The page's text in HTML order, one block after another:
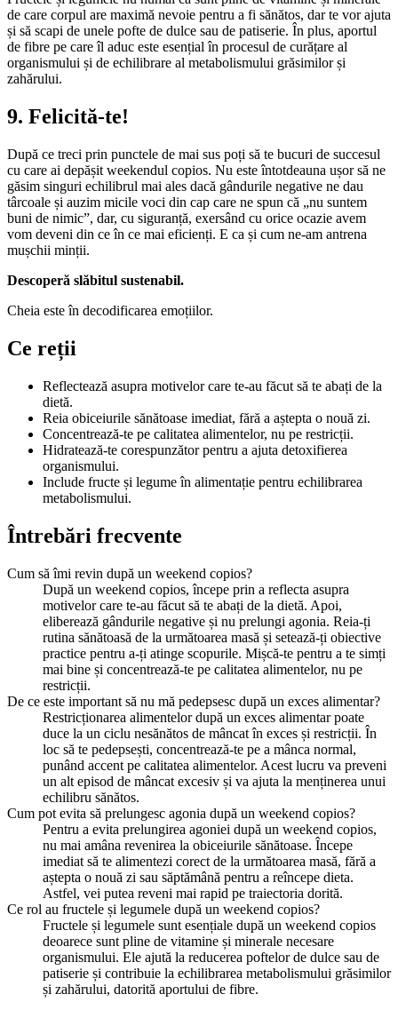
de care corpul are maximă nevoie pentru a fi sănătos, dar te vor ajuta
și să scapi de unele pofte de dulce sau de patiserie. În plus, aportul
de fibre pe care îl aduc este esențial în procesul de curățare al
organismului și de echilibrare al metabolismului grăsimilor și
zahărului.
9. Felicită-te!
După ce treci prin punctele de mai sus poți să te bucuri de succesul
cu care ai depășit weekendul copios. Nu este întotdeauna ușor să ne
găsim singuri echilibrul mai ales dacă gândurile negative ne dau
târcoale și auzim micile voci din cap care ne spun că „nu suntem
buni de nimic”, dar, cu siguranță, exersând cu orice ocazie avem
vom deveni din ce în ce mai eficienți. E ca și cum ne-am antrena
mușchii minții.
Descoperă slăbitul sustenabil.
Cheia este în decodificarea emoțiilor.
Ce reții
Reflectează asupra motivelor care te-au făcut să te abați de la
dietă.
Reia obiceiurile sănătoase imediat, fără a aștepta o nouă zi.
Concentrează-te pe calitatea alimentelor, nu pe restricții.
Hidratează-te corespunzător pentru a ajuta detoxifierea
organismului.
Include fructe și legume în alimentație pentru echilibrarea
metabolismului.
Întrebări frecvente
Cum să îmi revin după un weekend copios?
După un weekend copios, începe prin a reflecta asupra
motivelor care te-au făcut să te abați de la dietă. Apoi,
eliberează gândurile negative și nu prelungi agonia. Reia-ți
rutina sănătoasă de la următoarea masă și setează-ți obiective
practice pentru a-ți atinge scopurile. Mișcă-te pentru a te simți
mai bine și concentrează-te pe calitatea alimentelor, nu pe
restricții.
De ce este important să nu mă pedepsesc după un exces alimentar?
Restricționarea alimentelor după un exces alimentar poate
duce la un ciclu nesănătos de mâncat în exces și restricții. În
loc să te pedepsești, concentrează-te pe a mânca normal,
punând accent pe calitatea alimentelor. Acest lucru va preveni
un alt episod de mâncat excesiv și va ajuta la menținerea unui
echilibru sănătos.
Cum pot evita să prelungesc agonia după un weekend copios?
Pentru a evita prelungirea agoniei după un weekend copios,
nu mai amâna revenirea la obiceiurile sănătoase. Începe
imediat să te alimentezi corect de la următoarea masă, fără a
aștepta o nouă zi sau săptămână pentru a reîncepe dieta.
Astfel, vei putea reveni mai rapid pe traiectoria dorită.
Ce rol au fructele și legumele după un weekend copios?
Fructele și legumele sunt esențiale după un weekend copios
deoarece sunt pline de vitamine și minerale necesare
organismului. Ele ajută la reducerea poftelor de dulce sau de
patiserie și contribuie la echilibrarea metabolismului grăsimilor
și zahărului, datorită aportului de fibre.